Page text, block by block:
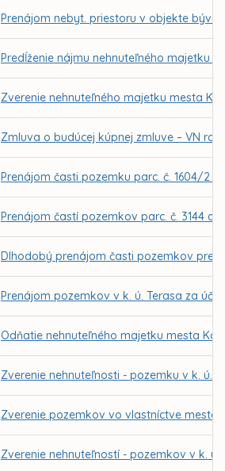
Prenájom nebyt. priestoru v objekte
Predĺženie nájmu nehnuteľného majetku
Zverenie nehnuteľného majetku mesta
Zmluva o budúcej kúpnej zmluve – VN
Prenájom časti pozemku parc. č. 1604/2
Prenájom častí pozemkov parc. č. 3144 a
Dlhodobý prenájom časti pozemkov pre
Prenájom pozemkov v k. ú. Terasa za
Odňatie nehnuteľného majetku mesta
Zverenie nehnuteľnosti - pozemku v k. ú.
Zverenie pozemkov vo vlastníctve mesta
Zverenie nehnuteľností - pozemkov v k.